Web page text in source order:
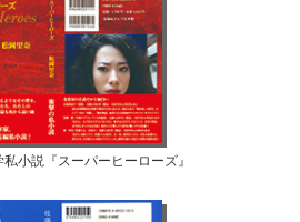
小説『スーパーヒーローズ』